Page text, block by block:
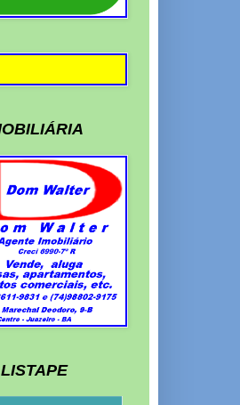
LISTAPE